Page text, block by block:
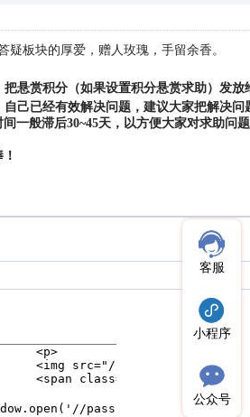
板块的厚爱，赠人玫瑰，手留余香。
悬赏积分（如果设置积分悬赏求助）发放
己已经有效解决问题，建议大家把解决
一般滞后30~45天，以方便大家对求助
客服
小程序
公众号